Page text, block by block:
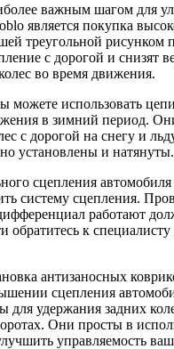
важным шагом для
является покупка
треугольной рисунком
с дорогой и снизят
во время движения.
можете использовать цепи
в зимний период.
с дорогой на снегу и
установлены и натянуты.
сцепления автомобиля
систему сцепления.
работают
обратитесь к
антизаносных
сцепления
для удержания задних
Они просты в
управляемость